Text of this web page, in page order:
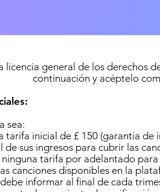
licencia general de los derechos
continuación y acéptelo
sea:
tarifa inicial de £ 150 (garantía
de sus ingresos para cubrir las
tarifa por adelantado
canciones disponibles en la
informar al final de cada